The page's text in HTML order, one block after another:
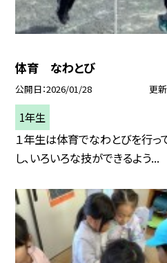
体育 なわとび
公開日 2026/01/28 更
1年生
１年生は体育でなわとびを行っ
し、いろいろな技ができるよう...